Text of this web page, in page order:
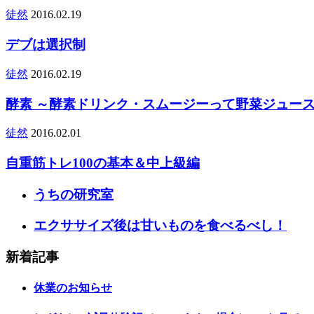
徒然 2016.02.19
デブは選択制
徒然 2016.02.19
酵素 ～酵素ドリンク・スムージーって野菜ジュー
徒然 2016.02.01
自重筋トレ100の基本＆中上級編
うちの研究室
エクササイズ後は甘いものを食べるべし！
新着記事
休業のお知らせ